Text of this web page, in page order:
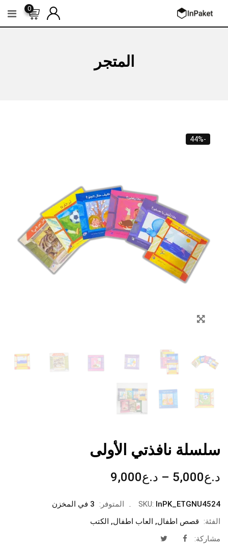
0
المتجر
-44%
Zoom
سلسلة نافذتي الأولى
د.ع5,000
– د.ع9,000
من
SKU: InPK_ETGNU4524 المتوفر:
3 في المخزن
الفئة:
قصص اطفال, العاب اطفال, الكتب
مشاركة: